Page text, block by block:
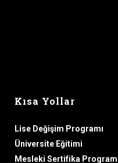
duygusuna o kadar
ihmal ediyorum. Şu
çizemeyecek
Kısa Yollar
Lise Değişim Programı
Üniversite Eğitimi
Mesleki Sertifika